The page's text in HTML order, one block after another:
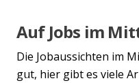
Auf Jobs im
Die Jobaussichten im
gut, hier gibt es viele